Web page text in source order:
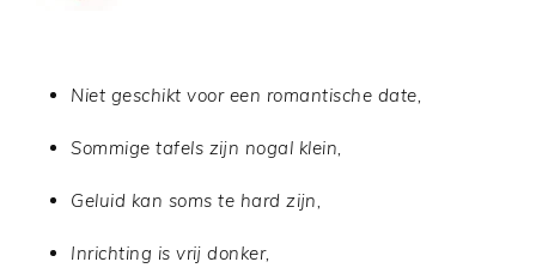
Niet geschikt voor een romantische date,
Sommige tafels zijn nogal klein,
Geluid kan soms te hard zijn,
Inrichting is vrij donker,